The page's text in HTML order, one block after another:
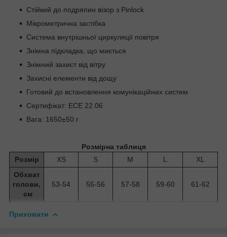
Стійкий до подряпин візор з Pinlock
Мікрометрична застібка
Система внутрішньої циркуляції повітря
Знімна підкладка, що миється
Знімний захист від вітру
Захисні елементи від дощу
Готовий до встановлення комунікаційних систем
Сертифікат: ECE 22.06
Вага: 1650±50 г
Розмірна таблиця
Розмір
XS S M L
XL
Обхват
голови,
см
53-54 55-56 57-58 59-60 61-62
Приховати